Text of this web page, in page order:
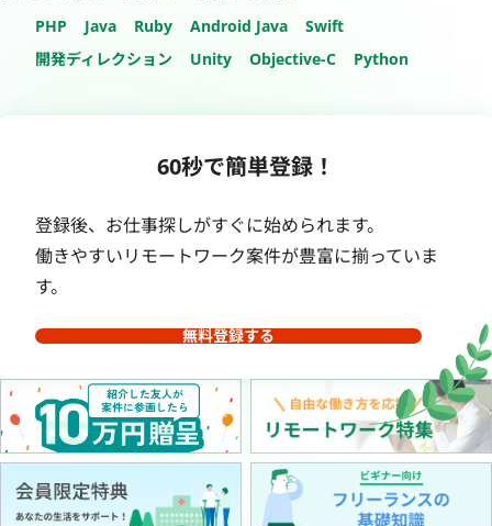
PHP Java Ruby Android Java
Swift
開発ディレクション
Unity Objective-C Python
60秒で簡単登録！
登録後、お仕事探しがすぐに始められます。
働きやすいリモートワーク案件が豊富に揃っていま
す。
無料登録する